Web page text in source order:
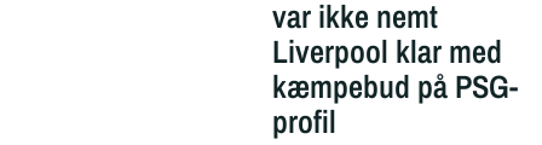
var ikke nemt
Liverpool klar med
kæmpebud på PSG-
profil